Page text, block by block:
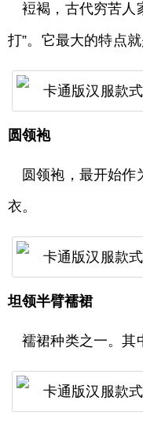
裋褐，古代穷苦人
打”。它最大的特点
圆领袍
圆领袍，最开始
衣。
坦领半臂襦裙
襦裙种类之一。其